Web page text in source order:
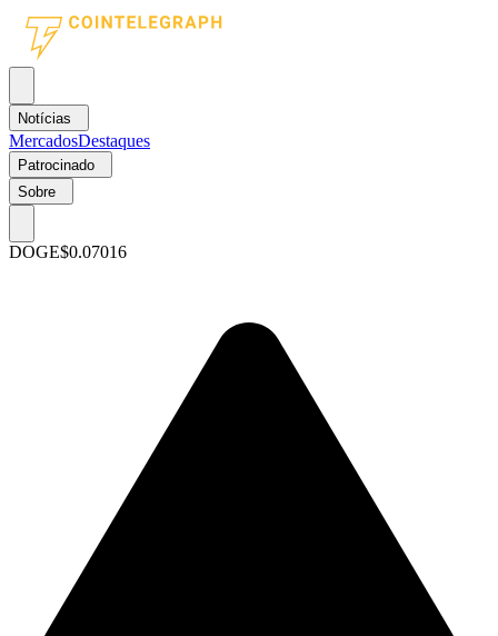
Notícias
MercadosDestaques
Patrocinado
Sobre
DOGE$0.07016